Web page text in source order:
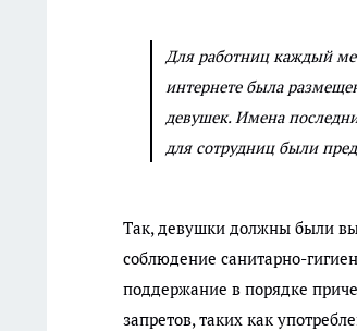
Для работниц каждый
интернете была
девушек. Имена
для сотрудниц были
Так, девушки должны были
соблюдение санитарно-
поддержание в порядке
запретов, таких как